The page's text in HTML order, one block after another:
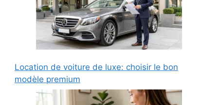
Location de voiture de luxe: choisir le bon
modèle premium